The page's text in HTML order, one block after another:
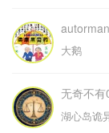
大鹅
无奇不
湖心岛诡